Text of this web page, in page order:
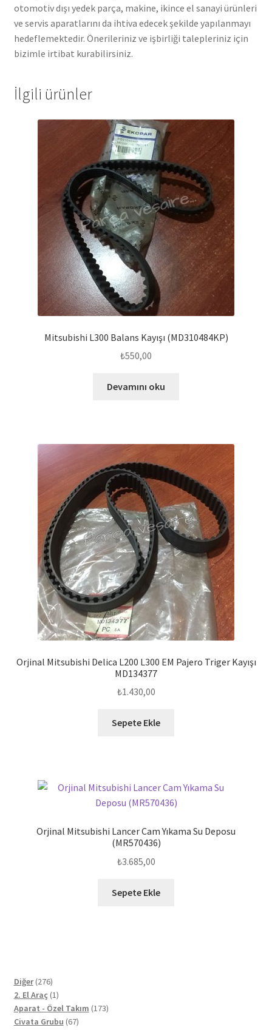
otomotiv dışı yedek parça, makine, ikince el sanayi ürünleri
ve servis aparatlarını da ihtiva edecek şekilde yapılanmayı
hedeflemektedir. Önerileriniz ve işbirliği talepleriniz için
bizimle irtibat kurabilirsiniz.
İlgili ürünler
Mitsubishi L300 Balans Kayışı (MD310484KP)
₺550,00
Devamını oku
Orjinal Mitsubishi Delica L200 L300 EM Pajero Triger Kayışı
MD134377
₺1.430,00
Sepete Ekle
Orjinal Mitsubishi Lancer Cam Yıkama Su Deposu
(MR570436)
₺3.685,00
Sepete Ekle
Diğer 276276
ürün
2. El Araç 11
ürün
Aparat - Özel Takım 173173
Civata Grubu 6767